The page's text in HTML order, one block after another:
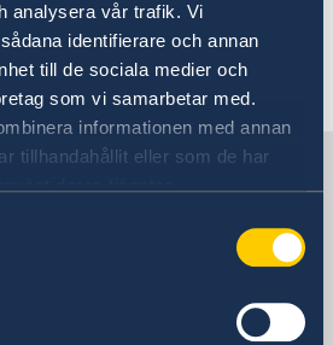
analysera vår trafik. Vi
identifierare och annan
till de sociala medier och
som vi samarbetar med.
informationen med annan
tillhandahållit eller som de har
en för tidsbokning.
maj 2026, 15.15
Tower